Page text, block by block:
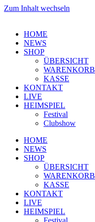
Zum Inhalt wechseln
HOME
NEWS
SHOP
ÜBERSICHT
WARENKORB
KASSE
KONTAKT
LIVE
HEIMSPIEL
Festival
Clubshow
HOME
NEWS
SHOP
ÜBERSICHT
WARENKORB
KASSE
KONTAKT
LIVE
HEIMSPIEL
Festival